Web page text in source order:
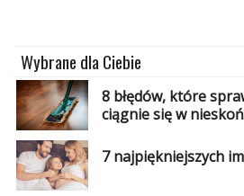
Wybrane dla Ciebie
8 błędów, które
ciągnie się w
7 najpiękniejszych